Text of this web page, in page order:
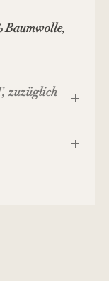
Baumwolle,
zuzüglich